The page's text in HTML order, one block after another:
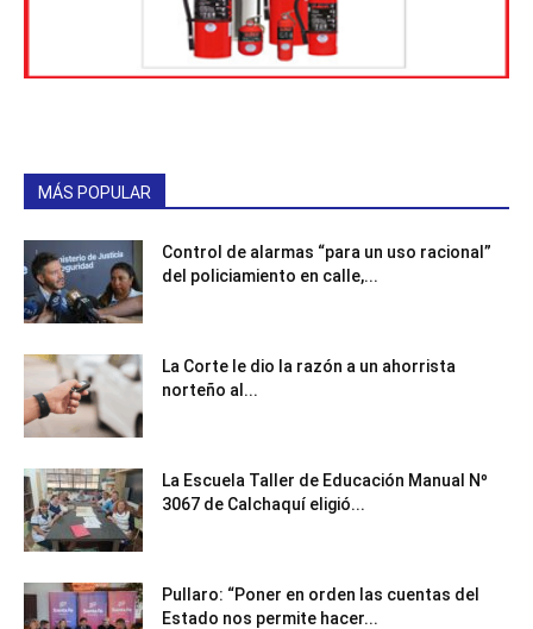
MÁS POPULAR
Control de alarmas “para un uso racional”
del policiamiento en calle,...
La Corte le dio la razón a un ahorrista
norteño al...
La Escuela Taller de Educación Manual Nº
3067 de Calchaquí eligió...
Pullaro: “Poner en orden las cuentas del
Estado nos permite hacer...